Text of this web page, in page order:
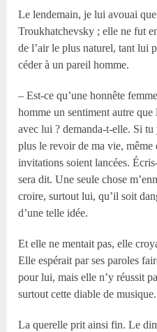
Le lendemain, je lui avouai
Troukhatchevsky ; elle ne fut
de l’air le plus naturel, tant lui
céder à un pareil homme.
– Est-ce qu’une honnête
homme un sentiment autre
avec lui ? demanda-t-elle. Si tu
plus le revoir de ma vie, même
invitations soient lancées.
sera dit. Une seule chose
croire, surtout lui, qu’il soit
d’une telle idée.
Et elle ne mentait pas, elle
Elle espérait par ses paroles
pour lui, mais elle n’y réussit
surtout cette diable de musique.
La querelle prit ainsi fin. Le